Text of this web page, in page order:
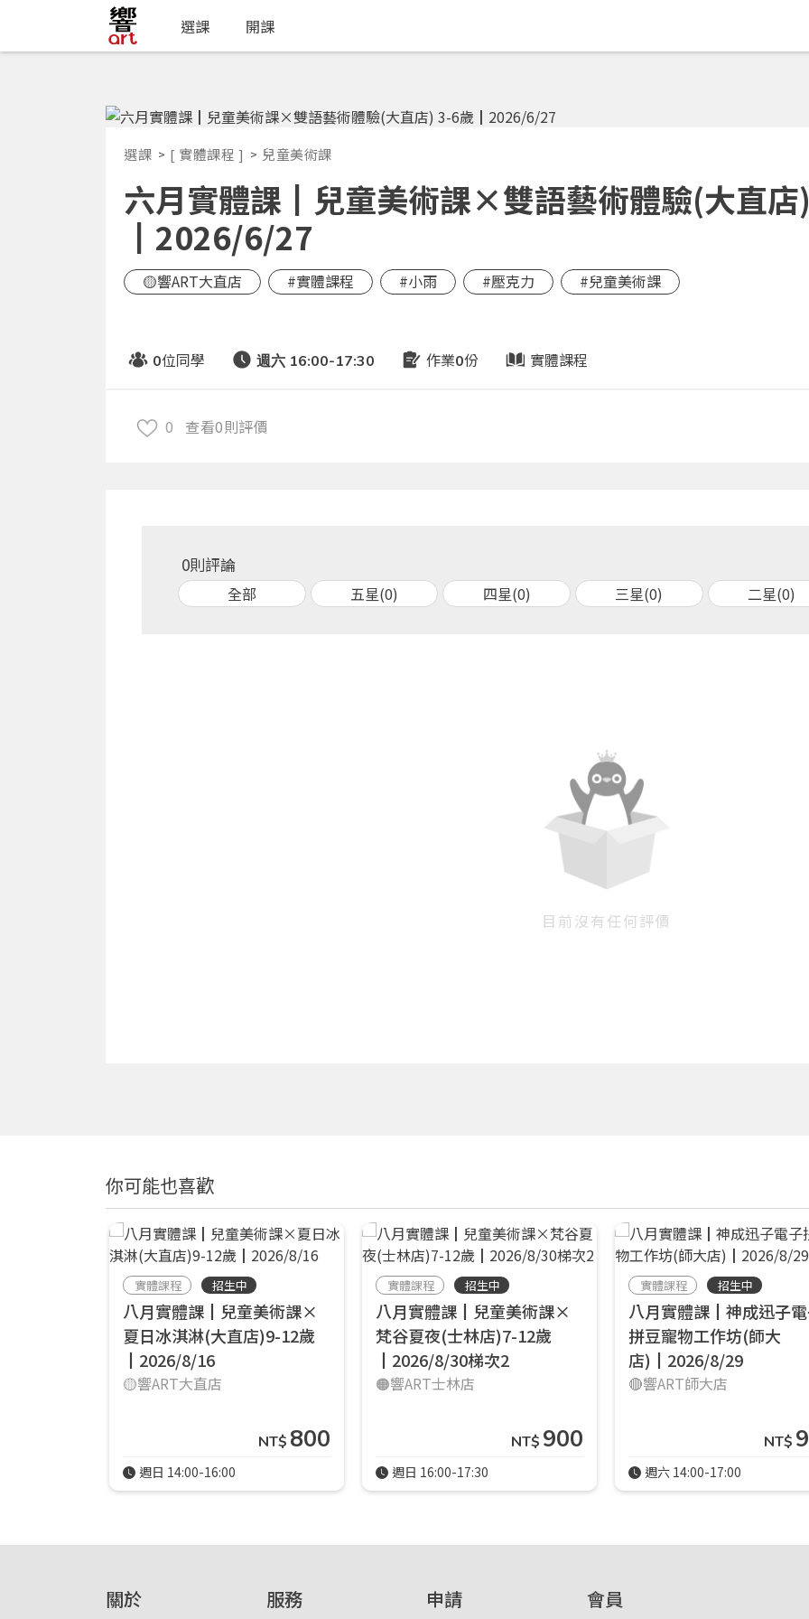
選課 開課
登入
忘記密碼
按下註冊即代表你同意我們的 使用者條款與隱私權政策。
選課 [ 實體課程 ] 兒童美術課
六月實體課┃兒童美術課×雙語藝術體驗(大直
┃2026/6/27
🟡響ART大直店 #實體課程 #小雨 #壓克力 #兒童美術課
0位同學 週六 16:00-17:30 作業0份 實體課程
0 查看0則評價
0則評論
全部 五星(0) 四星(0) 三星(0) 二星(0)
目前沒有任何評價
你可能也喜歡
實體課程 招生中
八月實體課┃兒童美術課×
夏日冰淇淋(大直店)9-12歲
┃2026/8/16
🟡響ART大直店
NT$ 800
週日 14:00-16:00
實體課程 招生中
八月實體課┃兒童美術課×
梵谷夏夜(士林店)7-12歲
┃2026/8/30梯次2
🟠響ART士林店
NT$ 900
週日 16:00-17:30
實體課程 招生中
八月實體課┃神成迅子
拼豆寵物工作坊(師大
店)┃2026/8/29
🔴響ART師大店
NT$
週六 14:00-17:00
關於 服務 申請 會員